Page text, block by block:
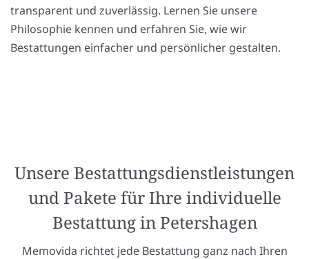
transparent und zuverlässig. Lernen Sie unsere
Philosophie kennen und erfahren Sie, wie wir
Bestattungen einfacher und persönlicher gestalten.
Unsere Bestattungsdienstleistungen
und Pakete für Ihre individuelle
Bestattung in Petershagen
Memovida richtet jede Bestattung ganz nach Ihren